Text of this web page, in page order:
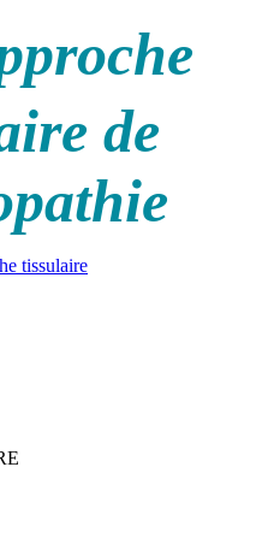
de